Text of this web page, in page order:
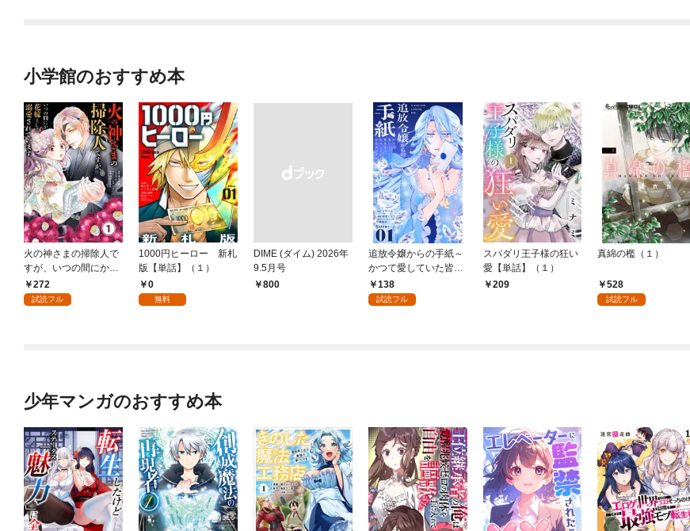
小学館のおすすめ本
火の神さまの掃除人で
すが、いつの間にか花
嫁として溺愛されてい
ます【単話】（１）
272
試読フル
1000円ヒーロー 新札
版【単話】（１）
0
無料
DIME (ダイム) 2026年
9.5月号
￥800
追放令嬢からの手紙～
かつて愛していた皆さ
まへ 私のことなどお忘
れですか？～【単話】
138
試読フル
スパダリ王子様の狂い
愛【単話】（１）
209
真綿の檻（１）
528
試読フル
少年マンガのおすすめ本